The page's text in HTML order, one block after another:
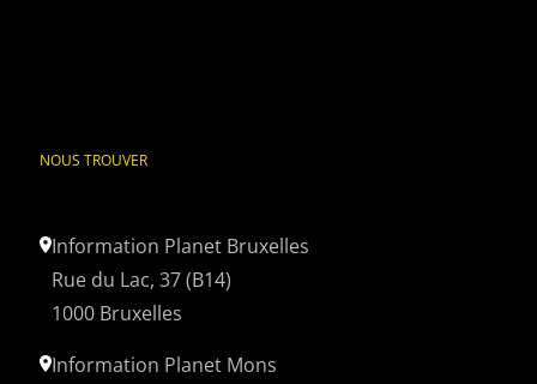
NOUS TROUVER
Information Planet Bruxelles
Rue du Lac, 37 (B14)
1000 Bruxelles
Information Planet Mons